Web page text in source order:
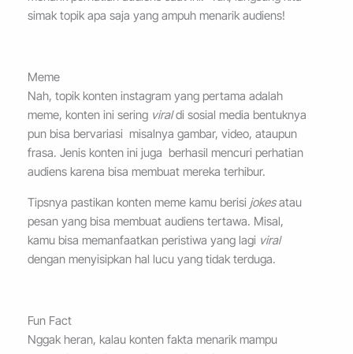
simak topik apa saja yang ampuh menarik audiens!
Meme
Nah, topik konten instagram yang pertama adalah
meme, konten ini sering viraldi sosial media bentuknya
pun bisa bervariasi misalnya gambar, video, ataupun
frasa. Jenis konten ini juga berhasil mencuri perhatian
audiens karena bisa membuat mereka terhibur.
Tipsnya pastikan konten meme kamu berisi jokesatau
pesan yang bisa membuat audiens tertawa. Misal,
kamu bisa memanfaatkan peristiwa yang lagi viral
dengan menyisipkan hal lucu yang tidak terduga.
Fun Fact
Nggak heran, kalau konten fakta menarik mampu